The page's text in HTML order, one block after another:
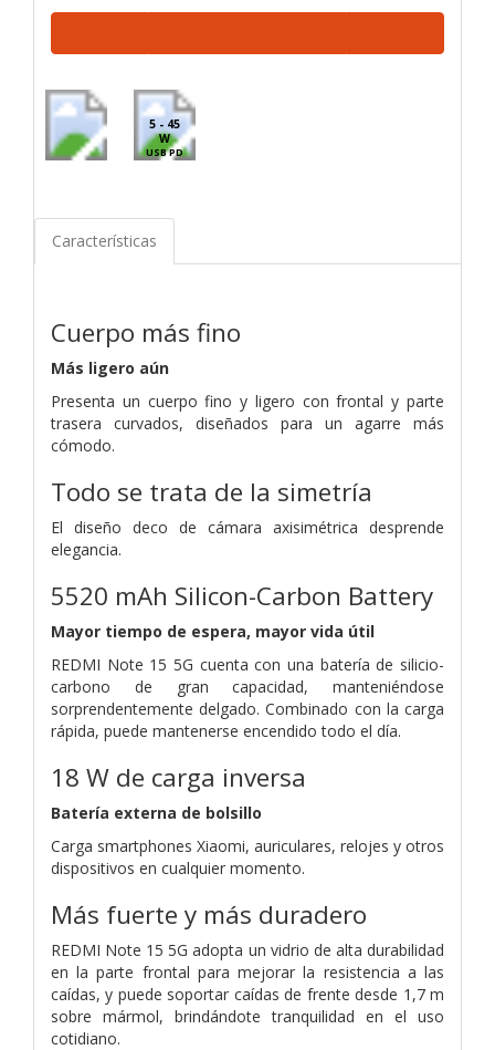
5 - 45
W
USB PD
Características
Cuerpo más fino
Más ligero aún
Presenta un cuerpo fino y ligero con frontal y parte
trasera curvados, diseñados para un agarre más
cómodo.
Todo se trata de la simetría
El diseño deco de cámara axisimétrica desprende
elegancia.
5520 mAh Silicon-Carbon Battery
Mayor tiempo de espera, mayor vida útil
REDMI Note 15 5G cuenta con una batería de silicio-
carbono de gran capacidad, manteniéndose
sorprendentemente delgado. Combinado con la carga
rápida, puede mantenerse encendido todo el día.
18 W de carga inversa
Batería externa de bolsillo
Carga smartphones Xiaomi, auriculares, relojes y otros
dispositivos en cualquier momento.
Más fuerte y más duradero
REDMI Note 15 5G adopta un vidrio de alta durabilidad
en la parte frontal para mejorar la resistencia a las
caídas, y puede soportar caídas de frente desde 1,7 m
sobre mármol, brindándote tranquilidad en el uso
cotidiano.